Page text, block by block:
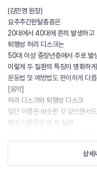
(김민영 원장)
요추추간판탈충증은
20대에서 40대에 흔히 발생하고
퇴행성 허리 디스크는
50대 이상 중장년층에서 주로 발
이렇게 두 질환의 특징이 명확하
운동법 및 예방법도 판이하게 다
[음악]
허리 디스크와 퇴행성 디스크
일단 이름은 비슷한 것 같으면서도
뭔가 다른듯한 이 두 질환
이 질환을 설명드리기 전 공통적
바로 디스크
디스크는 척추뼈 사이에 위치한
상세